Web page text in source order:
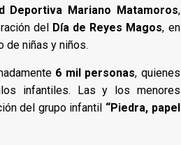
Deportiva Mariano Matamoros,
del Día de Reyes Magos, en
de niñas y niños.
6 mil personas, quienes
infantiles. Las y los menores
del grupo infantil “Piedra, papel